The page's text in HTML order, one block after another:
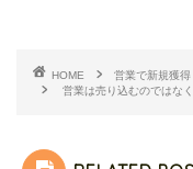
HOME
営業で新規獲得
営業は売り込むのではな